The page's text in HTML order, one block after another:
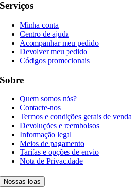
Serviços
Minha conta
Centro de ajuda
Acompanhar meu pedido
Devolver meu pedido
Códigos promocionais
Sobre
Quem somos nós?
Contacte-nos
Termos e condições gerais de venda
Devoluções e reembolsos
Informação legal
Meios de pagamento
Tarifas e opções de envio
Nota de Privacidade
Nossas lojas